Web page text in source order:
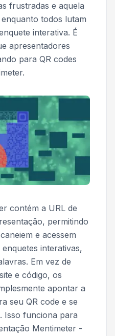
frustradas e aquela
todos lutam
interativa. É
apresentadores
para QR codes
contém a URL de
permitindo
e acessem
interativas,
Em vez de
e código, os
apontar a
seu QR code e se
Isso funciona para
Mentimeter -